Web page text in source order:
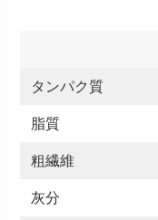
タンパク質
脂質
粗繊維
灰分